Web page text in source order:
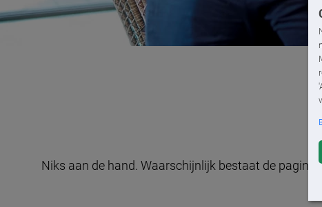
Niks aan de hand. Waarschijnlijk bestaat de